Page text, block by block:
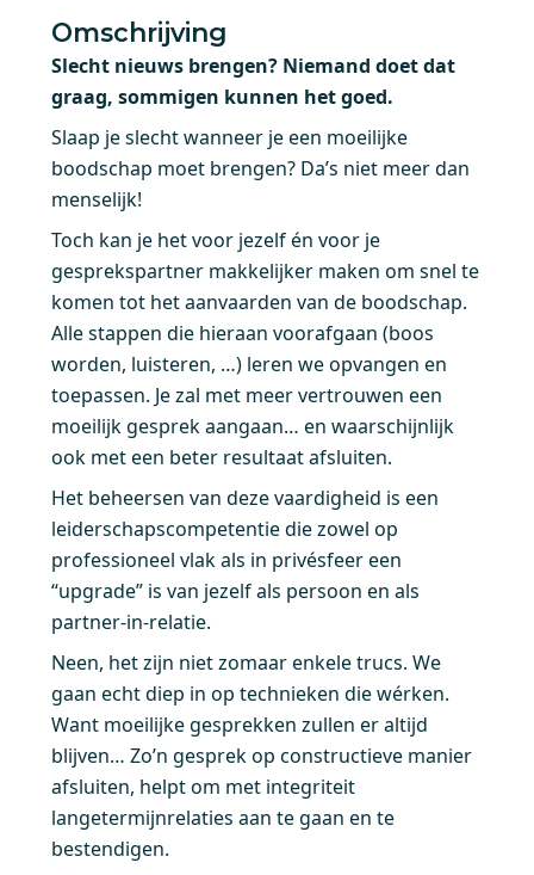
Omschrijving
Slecht nieuws brengen? Niemand doet dat
graag, sommigen kunnen het goed.
Slaap je slecht wanneer je een moeilijke
boodschap moet brengen? Da’s niet meer dan
menselijk!
Toch kan je het voor jezelf én voor je
gesprekspartner makkelijker maken om snel te
komen tot het aanvaarden van de boodschap.
Alle stappen die hieraan voorafgaan (boos
worden, luisteren, …) leren we opvangen en
toepassen. Je zal met meer vertrouwen een
moeilijk gesprek aangaan… en waarschijnlijk
ook met een beter resultaat afsluiten.
Het beheersen van deze vaardigheid is een
leiderschapscompetentie die zowel op
professioneel vlak als in privésfeer een
“upgrade” is van jezelf als persoon en als
partner-in-relatie.
Neen, het zijn niet zomaar enkele trucs. We
gaan echt diep in op technieken die wérken.
Want moeilijke gesprekken zullen er altijd
blijven… Zo’n gesprek op constructieve manier
afsluiten, helpt om met integriteit
langetermijnrelaties aan te gaan en te
bestendigen.